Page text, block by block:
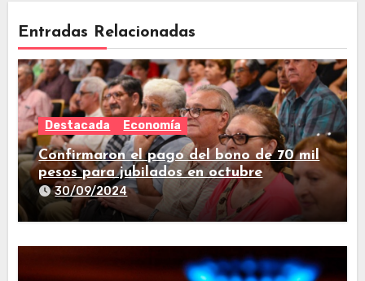
Entradas Relacionadas
Destacada Economía
Confirmaron el pago del bono de 70 mil
pesos para jubilados en octubre
30/09/2024